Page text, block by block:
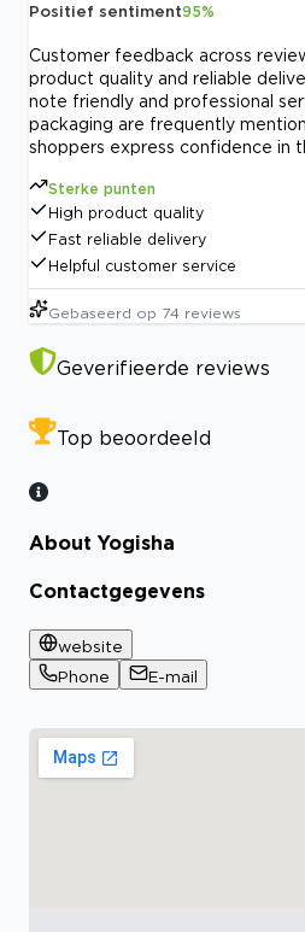
Positief sentiment95%
Customer feedback across
product quality and reliable
note friendly and professional
packaging are frequently
shoppers express confidence in
Sterke punten
High product quality
Fast reliable delivery
Helpful customer service
Gebaseerd op 74 reviews
Geverifieerde reviews
Top beoordeeld
About Yogisha
Contactgegevens
website
Phone
E-mail